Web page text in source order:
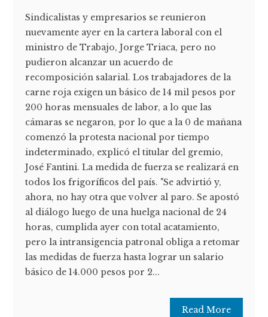
Sindicalistas y empresarios se reunieron
nuevamente ayer en la cartera laboral con el
ministro de Trabajo, Jorge Triaca, pero no
pudieron alcanzar un acuerdo de
recomposición salarial. Los trabajadores de la
carne roja exigen un básico de 14 mil pesos por
200 horas mensuales de labor, a lo que las
cámaras se negaron, por lo que a la 0 de mañana
comenzó la protesta nacional por tiempo
indeterminado, explicó el titular del gremio,
José Fantini. La medida de fuerza se realizará en
todos los frigoríficos del país. "Se advirtió y,
ahora, no hay otra que volver al paro. Se apostó
al diálogo luego de una huelga nacional de 24
horas, cumplida ayer con total acatamiento,
pero la intransigencia patronal obliga a retomar
las medidas de fuerza hasta lograr un salario
básico de 14.000 pesos por 2...
Read More